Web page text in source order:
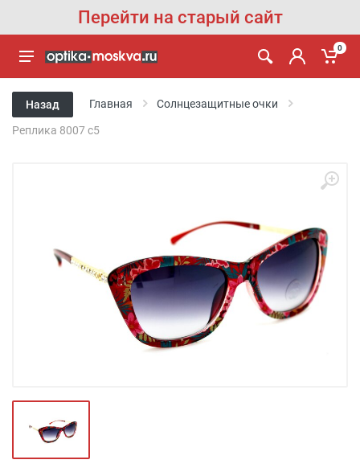
Перейти на старый сайт
0
Назад Главная Солнцезащитные очки
Реплика 8007 c5